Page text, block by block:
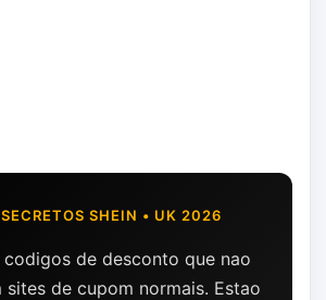
SHEIN • UK 2026
codigos de desconto que nao
sites de cupom normais. Estao